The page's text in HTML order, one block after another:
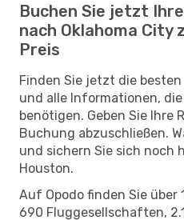
Buchen Sie jetzt
nach Oklahoma City
Preis
Finden Sie jetzt die
und alle Informationen,
benötigen. Geben Sie Ihre
Buchung abzuschließen.
und sichern Sie sich noch
Houston.
Auf Opodo finden Sie über
690 Fluggesellschaften,